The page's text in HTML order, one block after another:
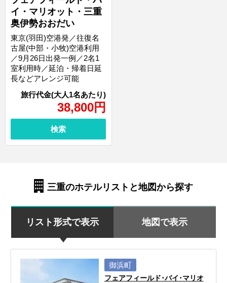
イ・マリオット・三重
奥伊勢おおだい
38,800円
東京(羽田)空港発／往復名
古屋(中部・小牧)空港利用
／9月26日出発一例／2名1
室利用時／延泊・帰着日延
長などアレンジ可能
検索
三重のホテルリストと地図から探す
リスト形式で表示 地図で表示
御浜町
フェアフィールド･バイ･マリオ